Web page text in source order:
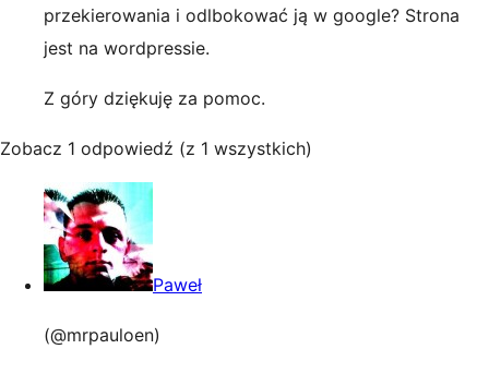
przekierowania i odlbokować ją w google? Strona
jest na wordpressie.
Z góry dziękuję za pomoc.
Zobacz 1 odpowiedź (z 1 wszystkich)
Paweł
(@mrpauloen)